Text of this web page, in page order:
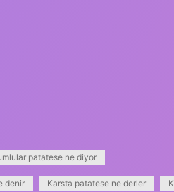
patatese ne diyor
denir Karsta patatese ne derler